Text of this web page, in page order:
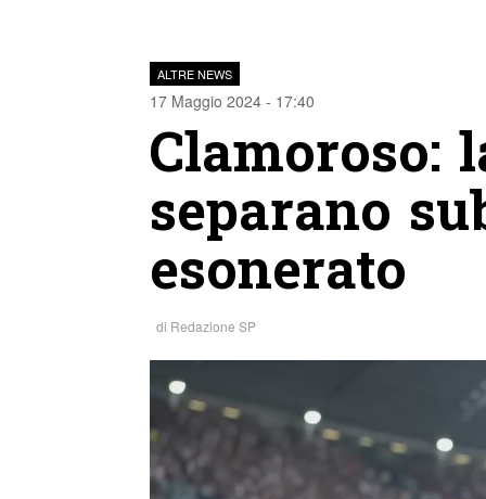
ALTRE NEWS
17 Maggio 2024 - 17:40
Clamoroso:
separano
esonerato
di Redazione SP